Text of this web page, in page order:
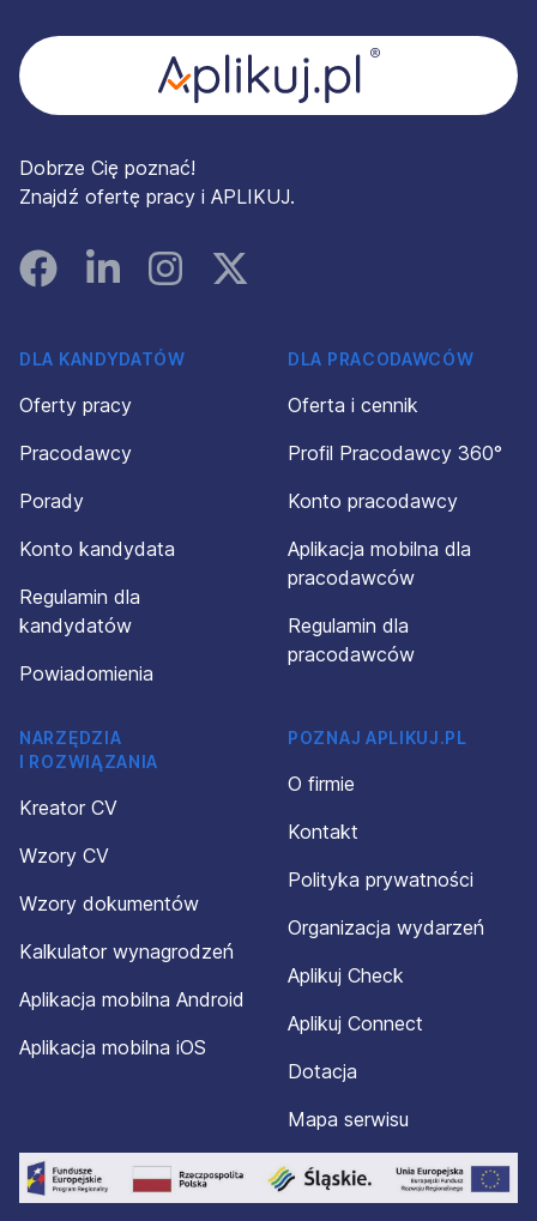
Dobrze Cię poznać!
Znajdź ofertę pracy i APLIKUJ.
FacebookLinked InInstagramInstagram
DLA KANDYDATÓW
Oferty pracy
Pracodawcy
Porady
Konto kandydata
Regulamin dla
kandydatów
Powiadomienia
DLA PRACODAWCÓW
Oferta i cennik
Profil Pracodawcy 360°
Konto pracodawcy
Aplikacja mobilna dla
pracodawców
Regulamin dla
pracodawców
NARZĘDZIA
I ROZWIĄZANIA
Kreator CV
Wzory CV
Wzory dokumentów
Kalkulator wynagrodzeń
Aplikacja mobilna Android
Aplikacja mobilna iOS
POZNAJ APLIKUJ.PL
O firmie
Kontakt
Polityka prywatności
Organizacja wydarzeń
Aplikuj Check
Aplikuj Connect
Dotacja
Mapa serwisu